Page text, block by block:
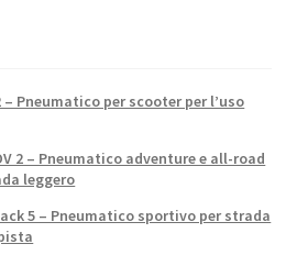
Pneumatico per scooter per l’uso
2 – Pneumatico adventure e all-road
leggero
5 – Pneumatico sportivo per strada